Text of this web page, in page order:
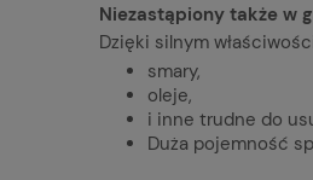
Niezastąpiony także w
Dzięki silnym
smary,
oleje,
i inne trudne do
Duża pojemność